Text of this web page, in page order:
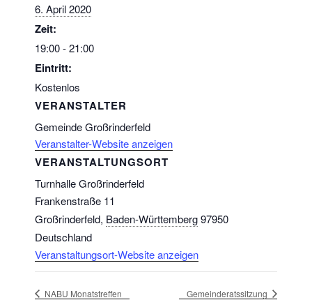
6. April 2020
Zeit:
19:00 - 21:00
Eintritt:
Kostenlos
VERANSTALTUNGSORT
Turnhalle Großrinderfeld
Frankenstraße 11
Großrinderfeld, Baden-Württemberg97950
Deutschland
Veranstaltungsort-Website anzeigen
VERANSTALTER
Gemeinde Großrinderfeld
Veranstalter-Website anzeigen
NABU Monatstreffen Gemeinderatssitzung